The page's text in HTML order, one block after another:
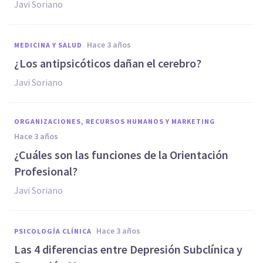
Javi Soriano
MEDICINA Y SALUD hace 3 años
¿Los antipsicóticos dañan el cerebro?
Javi Soriano
ORGANIZACIONES, RECURSOS HUMANOS Y MARKETING
hace 3 años
¿Cuáles son las funciones de la Orientación
Profesional?
Javi Soriano
PSICOLOGÍA CLÍNICA hace 3 años
Las 4 diferencias entre Depresión Subclínica y